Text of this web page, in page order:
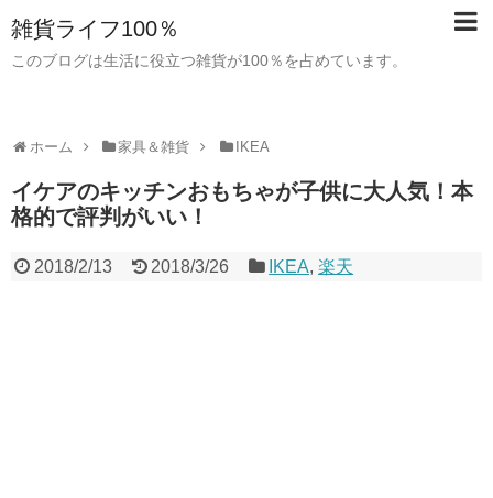
雑貨ライフ100％
このブログは生活に役立つ雑貨が100％を占めています。
ホーム 家具＆雑貨 IKEA
イケアのキッチンおもちゃが子供に大人気！本
格的で評判がいい！
2018/2/13 2018/3/26 IKEA,楽天